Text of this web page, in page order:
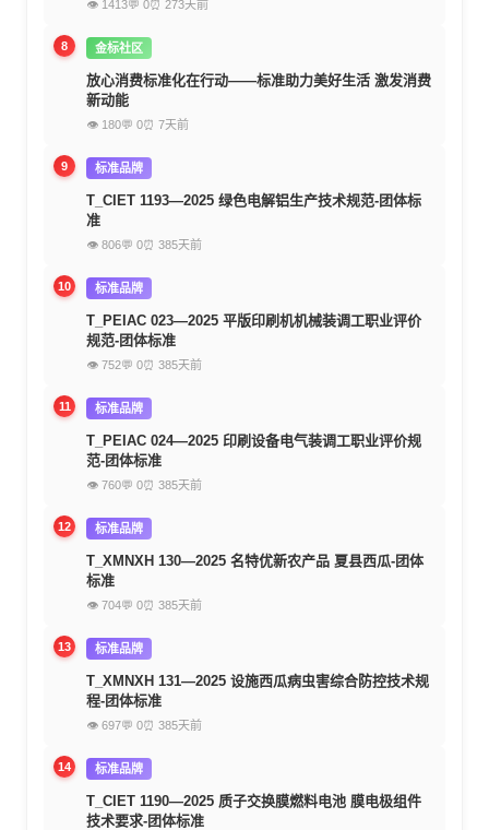
👁 1413💬 0⏰ 273天前
8 金标社区
放心消费标准化在行动——标准助力美好生活 激发消费
新动能
👁 180💬 0⏰ 7天前
9 标准品牌
T_CIET 1193—2025 绿色电解铝生产技术规范-团体标
准
👁 806💬 0⏰ 385天前
10 标准品牌
T_PEIAC 023—2025 平版印刷机机械装调工职业评价
规范-团体标准
👁 752💬 0⏰ 385天前
11 标准品牌
T_PEIAC 024—2025 印刷设备电气装调工职业评价规
范-团体标准
👁 760💬 0⏰ 385天前
12 标准品牌
T_XMNXH 130—2025 名特优新农产品 夏县西瓜-团体
标准
👁 704💬 0⏰ 385天前
13 标准品牌
T_XMNXH 131—2025 设施西瓜病虫害综合防控技术规
程-团体标准
👁 697💬 0⏰ 385天前
14 标准品牌
T_CIET 1190—2025 质子交换膜燃料电池 膜电极组件
技术要求-团体标准